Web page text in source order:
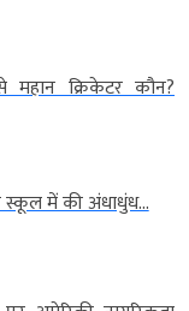
क्रिकेटर कौन?
स्कूल में की अंधाधुंध...